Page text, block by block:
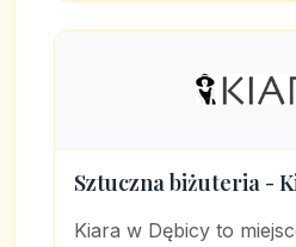
Sztuczna biżuteria -
Kiara w Dębicy to